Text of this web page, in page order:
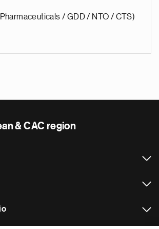
/ GDD / NTO / CTS)
& CAC region